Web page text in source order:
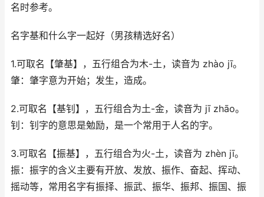
名时参考。
名字基和什么字一起好（男孩精选好名）
1.可取名【肇基】，五行组合为木-土，读音为 zhào jī。
肇：肇字意为开始；发生，造成。
2.可取名【基钊】，五行组合为土-金，读音为 jī zhāo。
钊：钊字的意思是勉励，是一个常用于人名的字。
3.可取名【振基】，五行组合为火-土，读音为 zhèn jī。
振：振字的含义主要有开放、发放、振作、奋起、挥动、
摇动等，常用名字有振择、振武、振华、振邦、振国、振